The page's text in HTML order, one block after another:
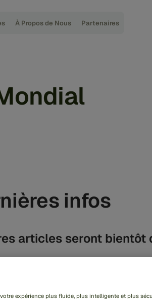
À Propos de Nous Partenaires
infos
articles seront bientôt
expérience plus fluide, plus intelligente et plus